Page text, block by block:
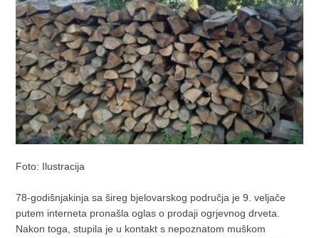
Foto: Ilustracija
78-godišnjakinja sa šireg bjelovarskog područja je 9. veljače
putem interneta pronašla oglas o prodaji ogrjevnog drveta.
Nakon toga, stupila je u kontakt s nepoznatom muškom